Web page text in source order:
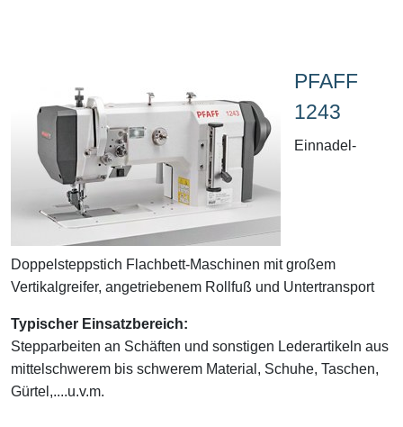
PFAFF
1243
Einnadel-
Doppelsteppstich Flachbett-Maschinen mit großem
Vertikalgreifer, angetriebenem Rollfuß und Untertransport
Typischer Einsatzbereich:
Stepparbeiten an Schäften und sonstigen Lederartikeln aus
mittelschwerem bis schwerem Material, Schuhe, Taschen,
Gürtel,....u.v.m.